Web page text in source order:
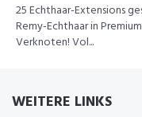
25 Echthaar-Extensions
Remy-Echthaar in
Verknoten! Vol...
WEITERE LINKS